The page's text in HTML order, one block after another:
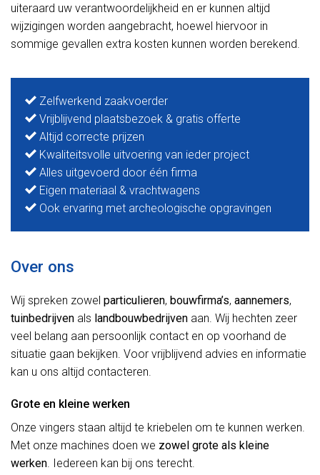
uiteraard uw verantwoordelijkheid en er kunnen altijd
wijzigingen worden aangebracht, hoewel hiervoor in
sommige gevallen extra kosten kunnen worden berekend.
Zelfwerkend zaakvoerder
Vrijblijvend plaatsbezoek & gratis offerte
Altijd correcte prijzen
Kwaliteitsvolle uitvoering van ieder project
Alles uitgevoerd door één firma
Eigen materiaal & vrachtwagens
Ook ervaring met archeologische opgravingen
Over ons
Wij spreken zowel particulieren, bouwfirma’s, aannemers,
tuinbedrijven als landbouwbedrijven aan. Wij hechten zeer
veel belang aan persoonlijk contact en op voorhand de
situatie gaan bekijken. Voor vrijblijvend advies en informatie
kan u ons altijd contacteren.
Grote en kleine werken
Onze vingers staan altijd te kriebelen om te kunnen werken.
Met onze machines doen we zowel grote als kleine
werken. Iedereen kan bij ons terecht.